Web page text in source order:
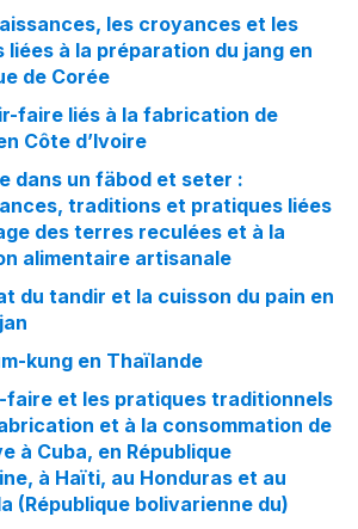
les croyances et les
liées à la préparation du jang en
de Corée
faire liés à la fabrication de
Côte d’Ivoire
dans un fäbod et seter :
traditions et pratiques liées
des terres reculées et à la
alimentaire artisanale
du tandir et la cuisson du pain en
kung en Thaïlande
faire et les pratiques traditionnels
et à la consommation de
à Cuba, en République
à Haïti, au Honduras et au
(République bolivarienne du)